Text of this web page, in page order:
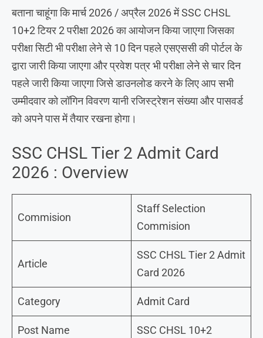
बताना चाहूंगा कि मार्च 2026 / अप्रैल 2026 में SSC CHSL
10+2 टियर 2 परीक्षा 2026 का आयोजन किया जाएगा जिसका
परीक्षा सिटी भी परीक्षा लेने से 10 दिन पहले एसएससी की पोर्टल के
द्वारा जारी किया जाएगा और प्रवेश पत्र भी परीक्षा लेने से चार दिन
पहले जारी किया जाएगा जिसे डाउनलोड करने के लिए आप सभी
उम्मीदवार को लॉगिन विवरण यानी रजिस्ट्रेशन संख्या और पासवर्ड
को अपने पास में तैयार रखना होगा।
SSC CHSL Tier 2 Admit Card
2026 : Overview
Commision
Staff Selection
Commision
Article
SSC CHSL Tier 2 Admit
Card 2026
Category Admit Card
Post Name SSC CHSL 10+2